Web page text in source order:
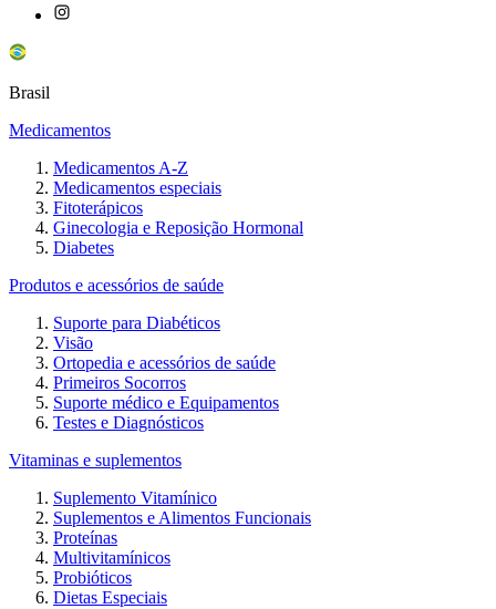
Brasil
Medicamentos
Medicamentos A-Z
Medicamentos especiais
Fitoterápicos
Ginecologia e Reposição Hormonal
Diabetes
Produtos e acessórios de saúde
Suporte para Diabéticos
Visão
Ortopedia e acessórios de saúde
Primeiros Socorros
Suporte médico e Equipamentos
Testes e Diagnósticos
Vitaminas e suplementos
Suplemento Vitamínico
Suplementos e Alimentos Funcionais
Proteínas
Multivitamínicos
Probióticos
Dietas Especiais